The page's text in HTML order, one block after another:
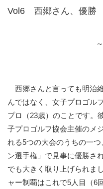
Vol6 西郷さん、優勝
西郷さんと言っても明治
んではなく、女子プロゴル
プロ（23歳）のことです。
子プロゴルフ協会主催のメ
れる5つの大会のうちの一つ
ン選手権」で見事に優勝さ
でも大きく取り上げられま
ャー制覇はこれで5人目（6